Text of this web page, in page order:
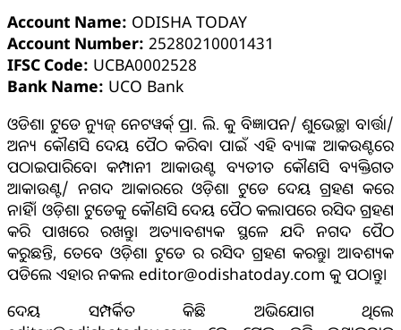
Account Name: ODISHA TODAY
Account Number: 25280210001431
IFSC Code: UCBA0002528
Bank Name: UCO Bank
ଓଡିଶା ଟୁଡେ ନ୍ୟୁଜ୍ ନେଟୱର୍କ୍ ପ୍ରା. ଲି. କୁ ବିଜ୍ଞାପନ/ ଶୁଭେଚ୍ଛା ବାର୍ତ୍ତା/
ଅନ୍ୟ କୌଣସି ଦେୟ ପୈଠ କରିବା ପାଇଁ ଏହି ବ୍ୟାଙ୍କ ଆକଉଣ୍ଟରେ
ପଠାଇପାରିବେ। କମ୍ପାନୀ ଆକାଉଣ୍ଟ ବ୍ୟତୀତ କୌଣସି ବ୍ୟକ୍ତିଗତ
ଆକାଉଣ୍ଟ/ ନଗଦ ଆକାରରେ ଓଡ଼ିଶା ଟୁଡେ ଦେୟ ଗ୍ରହଣ କରେ
ନାହିଁ। ଓଡ଼ିଶା ଟୁଡେକୁ କୌଣସି ଦେୟ ପୈଠ କଲାପରେ ରସିଦ ଗ୍ରହଣ
କରି ପାଖରେ ରଖନ୍ତୁ। ଅତ୍ୟାବଶ୍ୟକ ସ୍ଥଳେ ଯଦି ନଗଦ ପୈଠ
କରୁଛନ୍ତି, ତେବେ ଓଡ଼ିଶା ଟୁଡେ ର ରସିଦ ଗ୍ରହଣ କରନ୍ତୁ। ଆବଶ୍ୟକ
ପଡିଲେ ଏହାର ନକଲ editor@odishatoday.com କୁ ପଠାନ୍ତୁ।
ଦେୟ ସମ୍ପର୍କିତ କିଛି ଅଭିଯୋଗ ଥିଲେ